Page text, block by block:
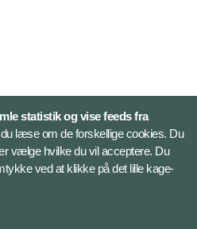
statistik og vise feeds fra
læse om de forskellige cookies. Du
vælge hvilke du vil acceptere. Du
ved at klikke på det lille kage-